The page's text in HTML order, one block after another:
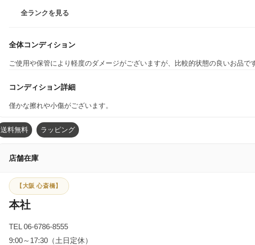
全ランクを見る
全体コンディション
ご使用や保管により軽度のダメージがございますが、比較的状態の良いお品
コンディション詳細
僅かな擦れや小傷がございます。
送料無料 ラッピング
店舗在庫
【大阪 心斎橋】
本社
TEL 06-6786-8555
9:00～17:30（土日定休）